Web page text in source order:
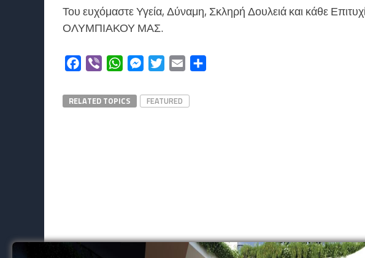
Του ευχόμαστε Υγεία, Δύναμη, Σκληρή Δουλειά και κάθε
ΟΛΥΜΠΙΑΚΟΥ ΜΑΣ.
Facebook
Viber WhatsAppMessengerTwitterEmail
RELATED TOPICS FEATURED